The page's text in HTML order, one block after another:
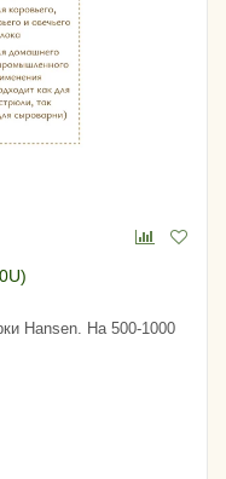
Hansen. На 500-1000